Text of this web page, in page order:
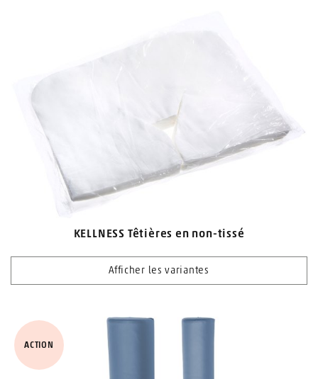
KELLNESS Têtières en non-tissé
Afficher les variantes
ACTION